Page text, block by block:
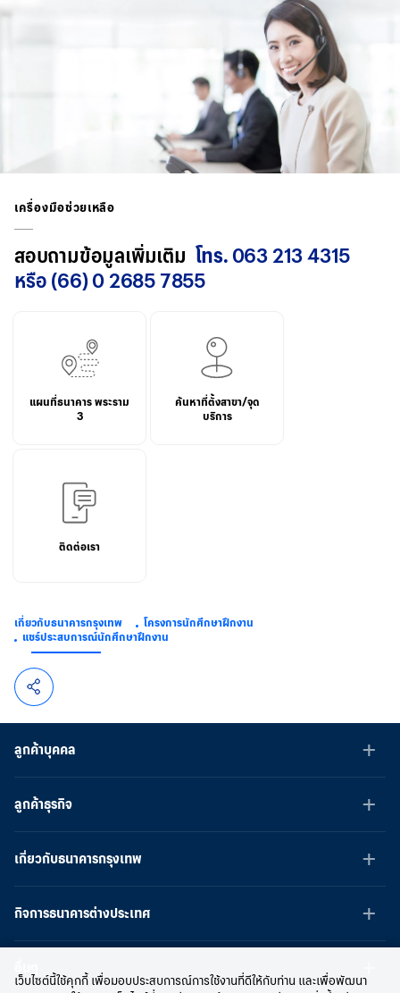
เครื่องมือช่วยเหลือ
สอบถามข้อมูลเพิ่มเติม โทร. 063 213 4315
หรือ (66) 0 2685 7855
แผนที่ธนาคาร พระราม
3
ค้นหาที่ตั้งสาขา/จุด
บริการ
ติดต่อเรา
เกี่ยวกับธนาคารกรุงเทพ
โครงการนักศึกษาฝึกงาน
แชร์ประสบการณ์นักศึกษาฝึกงาน
ลูกค้าบุคคล
ลูกค้าธุรกิจ
เกี่ยวกับธนาคารกรุงเทพ
กิจการธนาคารต่างประเทศ
เว็บไซต์นี้ใช้คุกกี้ เพื่อมอบประสบการณ์การใช้งานที่ดีให้กับท่าน และเพื่อพัฒนา